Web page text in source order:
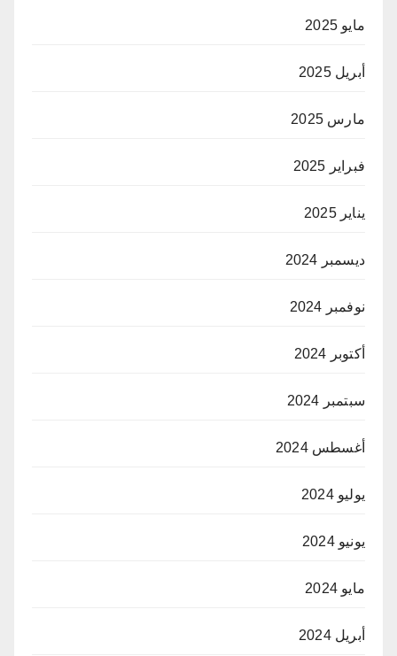
مايو 2025
أبريل 2025
مارس 2025
فبراير 2025
يناير 2025
ديسمبر 2024
نوفمبر 2024
أكتوبر 2024
سبتمبر 2024
أغسطس 2024
يوليو 2024
يونيو 2024
مايو 2024
أبريل 2024